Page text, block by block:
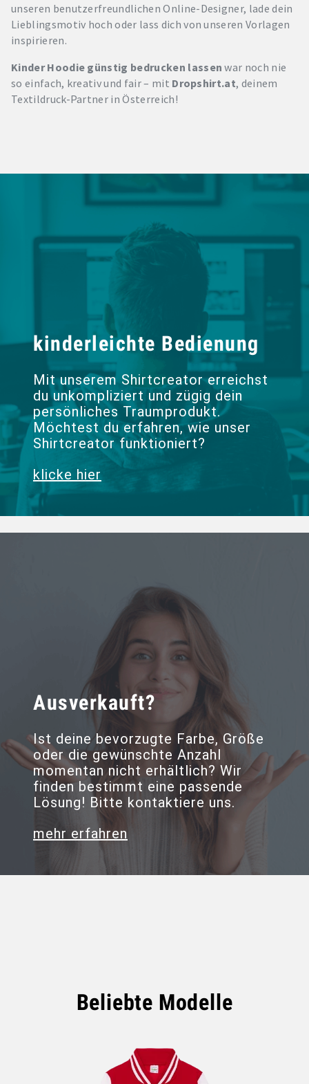
unseren benutzerfreundlichen Online-Designer, lade dein
Lieblingsmotiv hoch oder lass dich von unseren Vorlagen
inspirieren.
Kinder Hoodie günstig bedrucken lassen war noch nie
so einfach, kreativ und fair – mit Dropshirt.at, deinem
Textildruck-Partner in Österreich!
kinderleichte Bedienung
Mit unserem Shirtcreator erreichst
du unkompliziert und zügig dein
persönliches Traumprodukt.
Möchtest du erfahren, wie unser
Shirtcreator funktioniert?
klicke hier
Ausverkauft?
Ist deine bevorzugte Farbe, Größe
oder die gewünschte Anzahl
momentan nicht erhältlich? Wir
finden bestimmt eine passende
Lösung! Bitte kontaktiere uns.
mehr erfahren
Beliebte Modelle